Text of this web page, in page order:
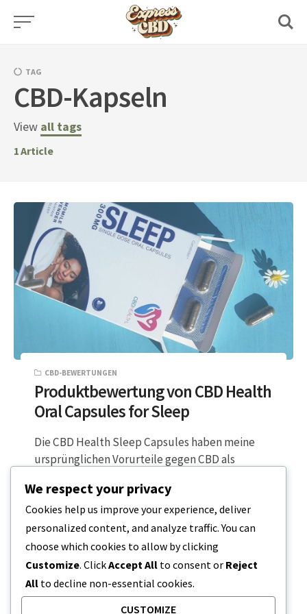
Skip
TAG
CBD-Kapseln
View all tags
1Article
CBD-BEWERTUNGEN
Produktbewertung von CBD Health
Oral Capsules for Sleep
Die CBD Health Sleep Capsules haben meine
ursprünglichen Vorurteile gegen CBD als
ich den…
2 MINUTEN LESEZEIT 12. MÄRZ 2024
We respect your privacy
Cookies help us improve your experience, deliver
personalized content, and analyze traffic. You can
choose which cookies to allow by clicking
Customize. ClickAccept All to consent or Reject
All to decline non-essential cookies.
CUSTOMIZE